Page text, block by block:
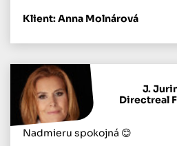
Klient: Anna Molnárová
J.
Directreal
Nadmieru spokojná 😊